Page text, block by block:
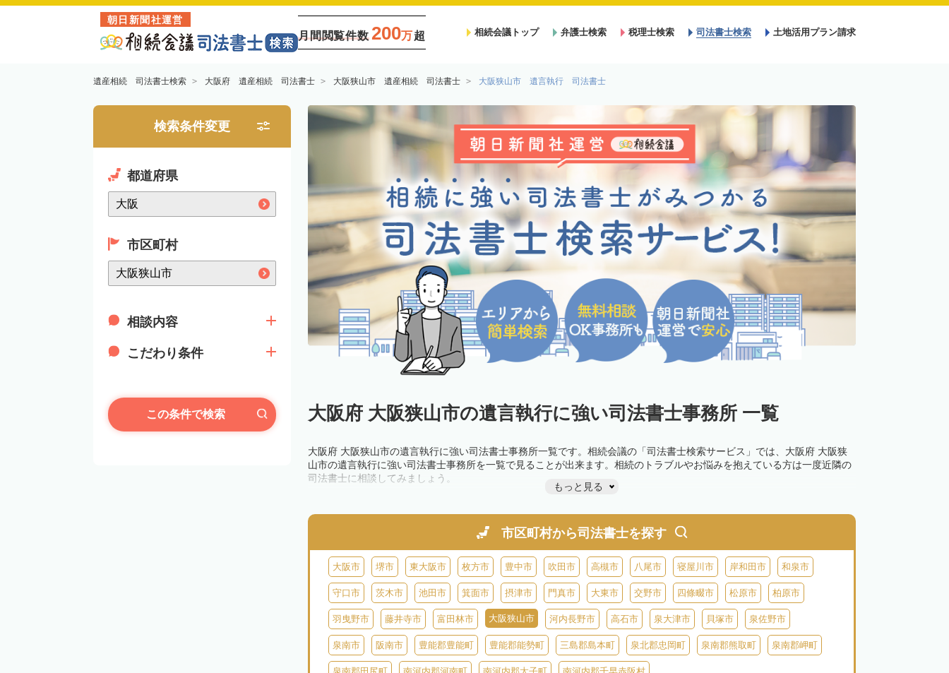
朝日新聞社運営
月間閲覧件数 200万超 相続会議トップ 弁護士検索 税理士検索 司法書士検索 土地活用プラン請求
遺産相続 司法書士検索 大阪府 遺産相続 司法書士 大阪狭山市 遺産相続 司法書士 大阪狭山市 遺言執行 司法書士
検索条件変更
都道府県
市区町村
相談内容
こだわり条件
この条件で検索 大阪府 大阪狭山市の遺言執行に強い司法書士事務所 一覧
大阪府 大阪狭山市の遺言執行に強い司法書士事務所一覧です。相続会議の「司法書士検索サービス」では、大阪府 大阪狭
山市の遺言執行に強い司法書士事務所を一覧で見ることが出来ます。相続のトラブルやお悩みを抱えている方は一度近隣の
司法書士に相談してみましょう。
もっと見る
市区町村から司法書士を探す
大阪市 堺市 東大阪市 枚方市 豊中市 吹田市 高槻市 八尾市 寝屋川市 岸和田市 和泉市
守口市 茨木市 池田市 箕面市 摂津市 門真市 大東市 交野市 四條畷市 松原市 柏原市
羽曳野市 藤井寺市 富田林市 大阪狭山市 河内長野市 高石市 泉大津市 貝塚市 泉佐野市
泉南市 阪南市 豊能郡豊能町 豊能郡能勢町 三島郡島本町 泉北郡忠岡町 泉南郡熊取町 泉南郡岬町